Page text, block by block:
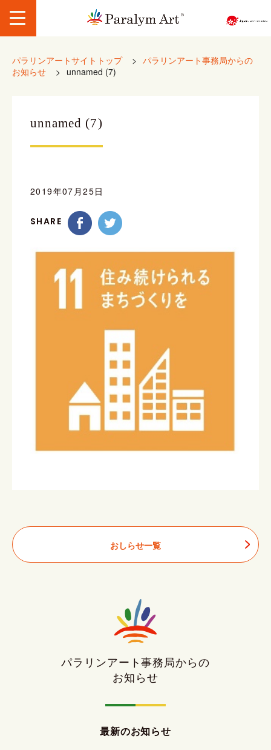
パラリンアートサイトトップ > パラリンアート事務局からの
お知らせ
> unnamed (7)
unnamed (7)
2019年07月25日
SHARE
おしらせ一覧
パラリンアート事務局からの
お知らせ
最新のお知らせ